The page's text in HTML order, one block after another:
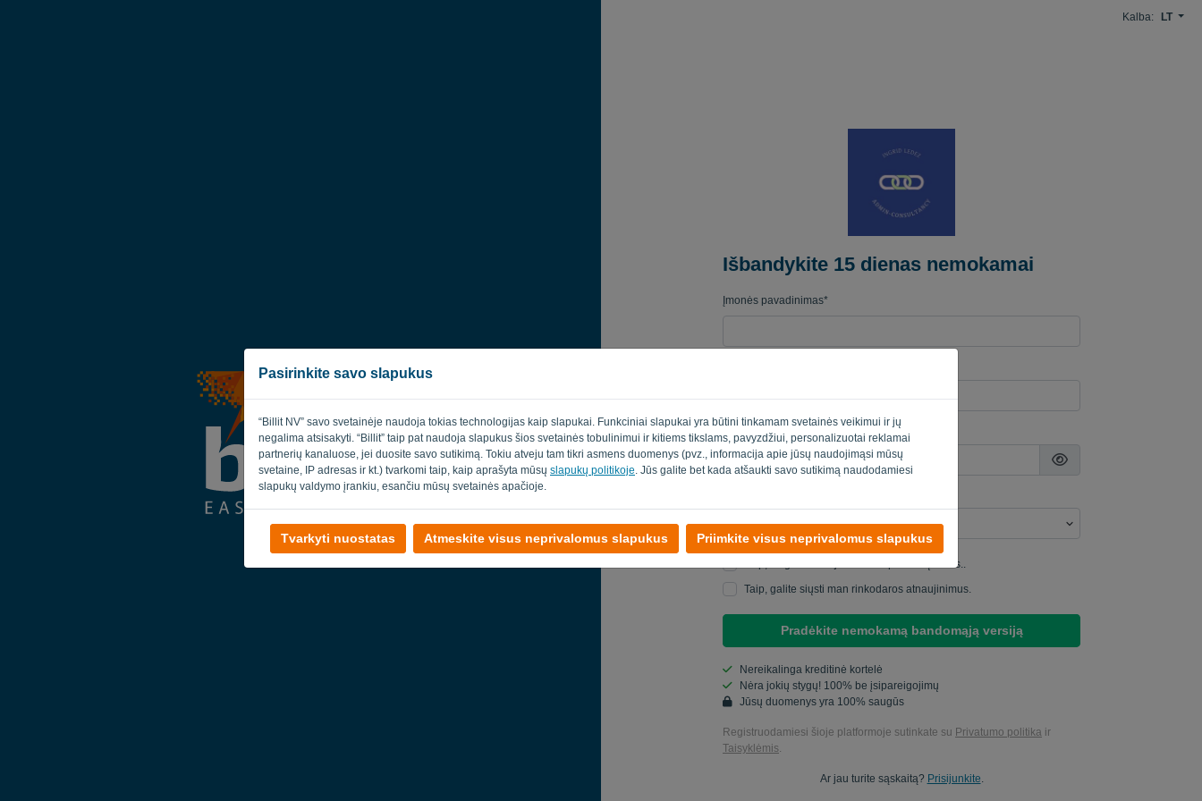
Pasirinkite savo slapukus
“Billit NV” savo svetainėje naudoja tokias technologijas kaip slapukai. Funkciniai slapukai yra būtini tinkamam svetainės veikimui ir jų
negalima atsisakyti. “Billit” taip pat naudoja slapukus šios svetainės tobulinimui ir kitiems tikslams, pavyzdžiui, personalizuotai reklamai
partnerių kanaluose, jei duosite savo sutikimą. Tokiu atveju tam tikri asmens duomenys (pvz., informacija apie jūsų naudojimąsi mūsų
svetaine, IP adresas ir kt.) tvarkomi taip, kaip aprašyta mūsų slapukų politikoje . Jūs galite bet kada atšaukti savo sutikimą naudodamiesi
slapukų valdymo įrankiu, esančiu mūsų svetainės apačioje.
Tvarkyti nuostatas Atmeskite visus neprivalomus slapukus Priimkite visus neprivalomus slapukus
Kalba: LT
Išbandykite 15 dienas nemokamai
Įmonės pavadinimas*
Slaptažodis
Taip, aš galiu studijuoti mano produktų datas..
Taip, galite siųsti man rinkodaros atnaujinimus.
Pradėkite nemokamą bandomąją versiją
Nereikalinga kreditinė kortelė
Nėra jokių stygų! 100% be įsipareigojimų
Jūsų duomenys yra 100% saugūs
Registruodamiesi šioje platformoje sutinkate su Privatumo politika ir
Taisyklėmis.
Ar jau turite sąskaitą? Prisijunkite.